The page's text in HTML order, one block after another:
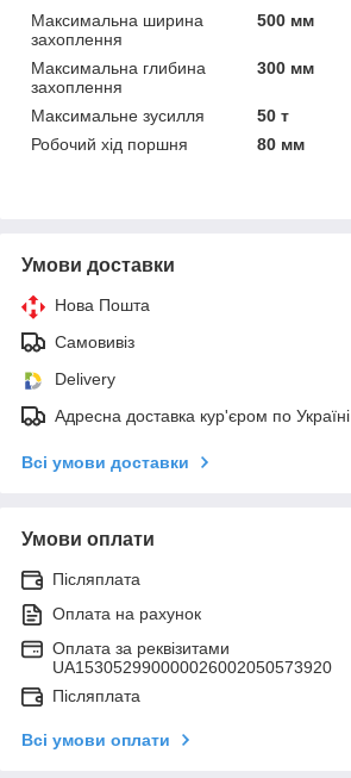
Максимальна ширина
захоплення
500 мм
Максимальна глибина
захоплення
300 мм
Максимальне зусилля
50 т
Робочий хід поршня
80 мм
Умови доставки
Нова Пошта
Самовивіз
Delivery
Адресна доставка кур'єром по Україні
Всі умови доставки
Умови оплати
Післяплата
Оплата на рахунок
Оплата за реквізитами
UA153052990000026002050573920
Післяплата
Всі умови оплати